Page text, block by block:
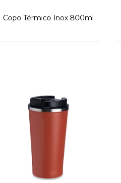
Copo Térmico Inox 800ml